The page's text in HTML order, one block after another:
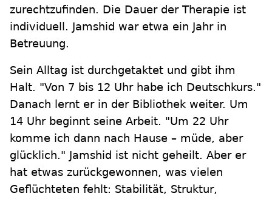
zurechtzufinden. Die Dauer der Therapie ist
individuell. Jamshid war etwa ein Jahr in
Betreuung.
Sein Alltag ist durchgetaktet und gibt ihm
Halt. "Von 7 bis 12 Uhr habe ich Deutschkurs."
Danach lernt er in der Bibliothek weiter. Um
14 Uhr beginnt seine Arbeit. "Um 22 Uhr
komme ich dann nach Hause – müde, aber
glücklich." Jamshid ist nicht geheilt. Aber er
hat etwas zurückgewonnen, was vielen
Geflüchteten fehlt: Stabilität, Struktur,